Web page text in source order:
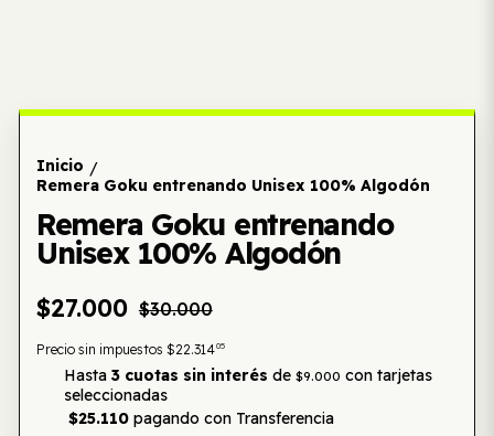
Inicio /
Remera Goku entrenando Unisex 100% Algodón
Remera Goku entrenando
Unisex 100% Algodón
$27.000 $30.000
Precio sin impuestos $22.31405
Hasta 3 cuotas sin interés de $9.000 con tarjetas
seleccionadas
$25.110pagando con Transferencia